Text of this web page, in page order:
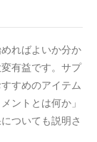
ればよいか分か
有益です。サプ
すめのアイテム
ントとは何か」
ついても説明さ